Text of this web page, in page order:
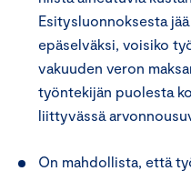
Esitysluonnoksesta
epäselväksi, voisiko
vakuuden veron
työntekijän puolesta
liittyvässä
On mahdollista, että